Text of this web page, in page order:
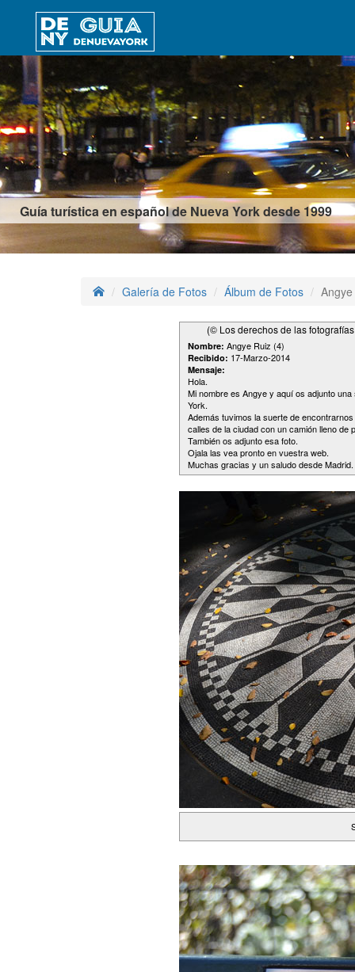
Guía turística en español de Nueva York desde 1999
Galería de Fotos Álbum de Fotos
(© Los derechos de las
Nombre: Angye Ruiz (4)
Recibido: 17-Marzo-2014
Mensaje:
Hola.
Mi nombre es Angye y aquí os adjunto
York.
Además tuvimos la suerte de
calles de la ciudad con un camión lleno de
También os adjunto esa foto.
Ojala las vea pronto en vuestra web.
Muchas gracias y un saludo desde Madrid.